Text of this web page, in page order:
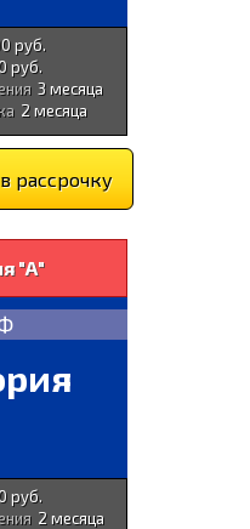
руб.
руб.
3 месяца
2 месяца
рассрочку
"А"
руб.
2 месяца